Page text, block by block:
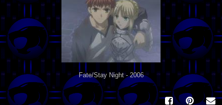
04/07/2026 -
Ajout d'un dessin animé
Ajout du dessin animé Vilain Petit Canard (2000) dans la liste.
04/07/2026 - Ajout d'un dessin animé
Ajout du dessin animé Le Noël du vilain petit canard (2003) dans la liste.
Fate/Stay Night - 2006